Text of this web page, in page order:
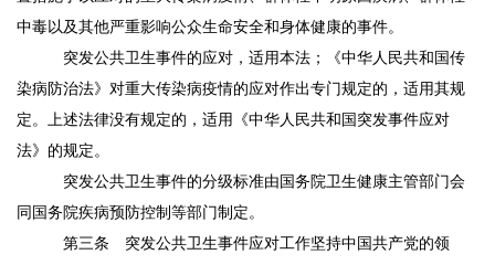
中毒以及其他严重影响公众生命安全和身体健康的事件。
突发公共卫生事件的应对，适用本法；《中华人民共和国传
染病防治法》对重大传染病疫情的应对作出专门规定的，适用其规
定。上述法律没有规定的，适用《中华人民共和国突发事件应对
法》的规定。
突发公共卫生事件的分级标准由国务院卫生健康主管部门会
同国务院疾病预防控制等部门制定。
第三条 突发公共卫生事件应对工作坚持中国共产党的领